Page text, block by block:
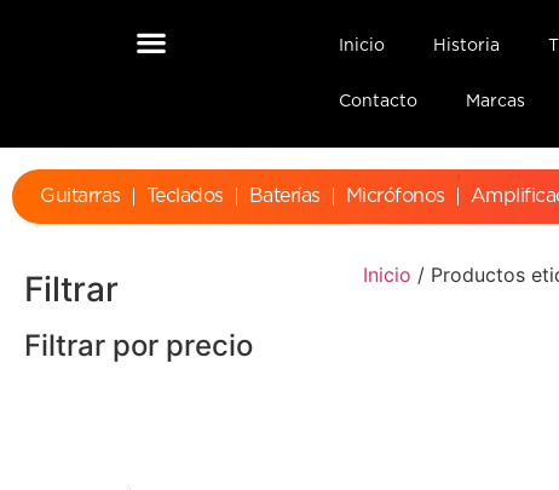
Inicio Historia
Contacto Marcas
Guitarras Teclados Baterías Micrófonos
Filtrar
Filtrar por precio
Inicio / Productos